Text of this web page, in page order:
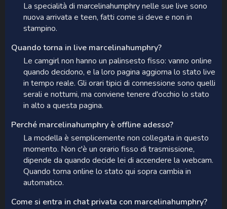
La specialità di marcelinahumphry nelle sue live sono
nuova arrivata e teen, fatti come si deve e non in
stampino.
Quando torna in live marcelinahumphry?
Le camgirl non hanno un palinsesto fisso: vanno online
quando decidono, e la loro pagina aggiorna lo stato live
in tempo reale. Gli orari tipici di connessione sono quelli
serali e notturni, ma conviene tenere d'occhio lo stato
in alto a questa pagina.
Perché marcelinahumphry è offline adesso?
La modella è semplicemente non collegata in questo
momento. Non c'è un orario fisso di trasmissione,
dipende da quando decide lei di accendere la webcam.
Quando torna online lo stato qui sopra cambia in
automatico.
Come si entra in chat privata con marcelinahumphry?